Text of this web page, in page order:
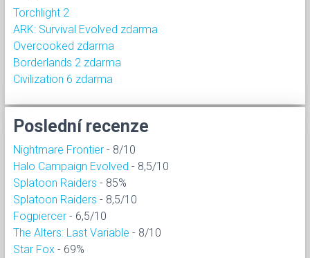
Torchlight 2
ARK: Survival Evolved zdarma
Overcooked zdarma
Borderlands 2 zdarma
Civilization 6 zdarma
Poslední recenze
Nightmare Frontier - 8/10
Halo Campaign Evolved - 8,5/10
Splatoon Raiders - 85%
Splatoon Raiders - 8,5/10
Fogpiercer - 6,5/10
The Alters: Last Variable - 8/10
Star Fox - 69%